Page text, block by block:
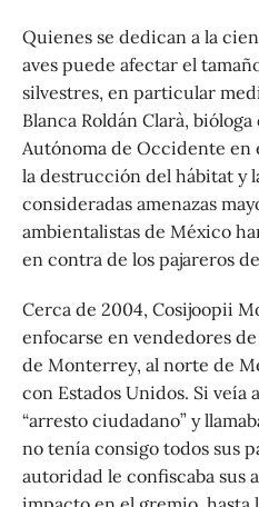
Quienes se dedican a la
aves puede afectar el
silvestres, en particular
Blanca Roldán Clarà,
Autónoma de Occidente en
la destrucción del hábitat y
consideradas amenazas
ambientalistas de México
en contra de los pajareros
Cerca de 2004, Cosijoopii
enfocarse en vendedores
de Monterrey, al norte de
con Estados Unidos. Si veía
“arresto ciudadano” y
no tenía consigo todos sus
autoridad le confiscaba sus